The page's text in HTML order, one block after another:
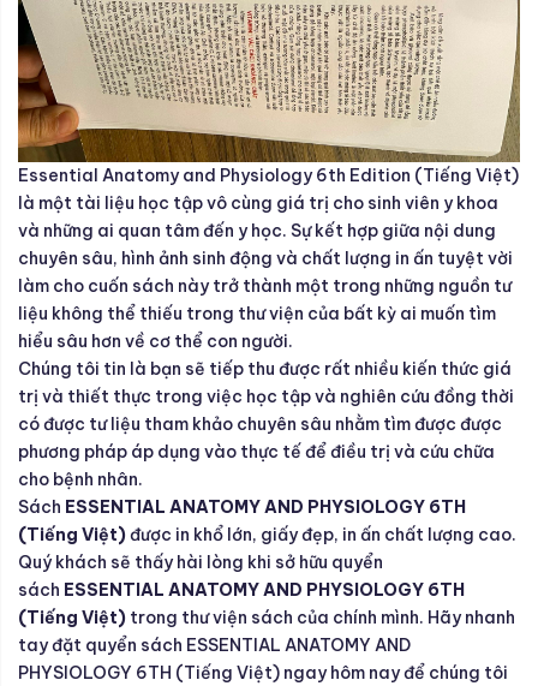
Essential Anatomy and Physiology 6th Edition (Tiếng Việt)
là một tài liệu học tập vô cùng giá trị cho sinh viên y khoa
và những ai quan tâm đến y học. Sự kết hợp giữa nội dung
chuyên sâu, hình ảnh sinh động và chất lượng in ấn tuyệt vời
làm cho cuốn sách này trở thành một trong những nguồn tư
liệu không thể thiếu trong thư viện của bất kỳ ai muốn tìm
hiểu sâu hơn về cơ thể con người.
Chúng tôi tin là bạn sẽ tiếp thu được rất nhiều kiến thức giá
trị và thiết thực trong việc học tập và nghiên cứu đồng thời
có được tư liệu tham khảo chuyên sâu nhằm tìm được được
phương pháp áp dụng vào thực tế để điều trị và cứu chữa
cho bệnh nhân.
Sách ESSENTIAL ANATOMY AND PHYSIOLOGY 6TH
(Tiếng Việt)được in khổ lớn, giấy đẹp, in ấn chất lượng cao.
Quý khách sẽ thấy hài lòng khi sở hữu quyển
sách ESSENTIAL ANATOMY AND PHYSIOLOGY 6TH
(Tiếng Việt) trong thư viện sách của chính mình. Hãy nhanh
tay đặt quyển sách ESSENTIAL ANATOMY AND
PHYSIOLOGY 6TH (Tiếng Việt) ngay hôm nay để chúng tôi